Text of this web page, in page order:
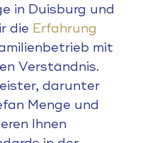
in Duisburg und
die Erfahrung
mit
Verständnis.
darunter
Menge und
Ihnen